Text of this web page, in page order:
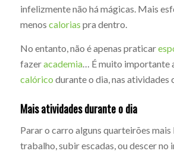
infelizmente não há mágicas. Mais
menos calorias pra dentro.
No entanto, não é apenas praticar
fazeracademia… É muito importante
calórico durante o dia, nas atividades
Mais atividades durante o dia
Parar o carro alguns quarteirões mais
trabalho, subir escadas, ou descer no